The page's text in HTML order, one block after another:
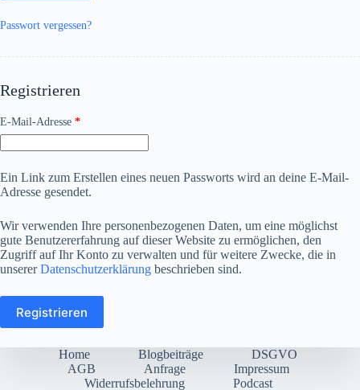
Passwort vergessen?
Registrieren
E-Mail-Adresse *Erforderlich
Ein Link zum Erstellen eines neuen Passworts wird an deine E-Mail-
Adresse gesendet.
Wir verwenden Ihre personenbezogenen Daten, um eine möglichst
gute Benutzererfahrung auf dieser Website zu ermöglichen, den
Zugriff auf Ihr Konto zu verwalten und für weitere Zwecke, die in
unsererDatenschutzerklärung beschrieben sind.
Registrieren
Home Blogbeiträge
DSGVO
AGB
Anfrage
Impressum
Widerrufsbelehrung
Podcast